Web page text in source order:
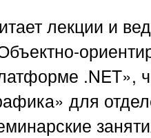
лекции и
.NET»,
для